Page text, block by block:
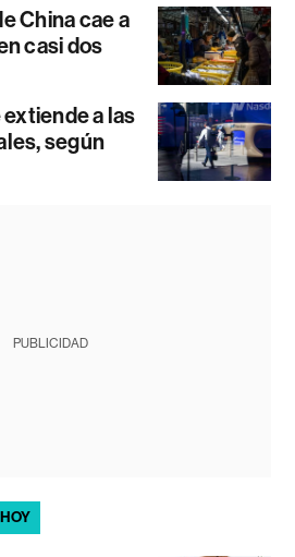
China cae a
casi dos
extiende a las
según
PUBLICIDAD